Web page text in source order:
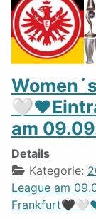
am
Details
Kategorie:
League am